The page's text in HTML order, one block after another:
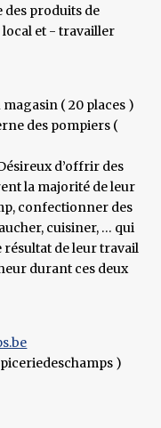
des produits de
et - travailler
( 20 places )
des pompiers (
d’offrir des
la majorité de leur
confectionner des
cuisiner, … qui
résultat de leur travail
durant ces deux
)